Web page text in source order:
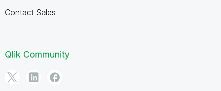
Contact Sales
Qlik Community